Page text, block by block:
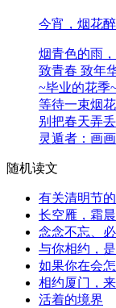
今宵，烟花
烟青色的雨
致青春 致年
~毕业的花季
等待一束烟
别把春天弄
灵遁者：画画
随机读文
有关清明节
长空雁，霜晨
念念不忘、
与你相约，
如果你在会
相约厦门，
活着的境界